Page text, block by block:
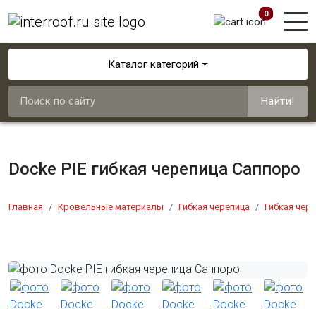
0
Каталог категорий
Найти!
Docke PIE гибкая черепица Саппоро
Главная Кровельные материалы Гибкая черепица Гибкая